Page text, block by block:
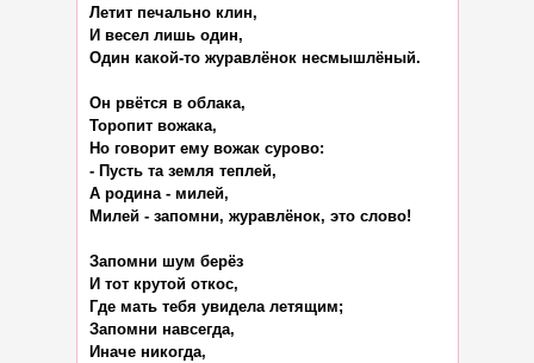
Летит печально клин,
И весел лишь один,
Один какой-то журавлёнок несмышлёный.
Он рвётся в облака,
Торопит вожака,
Но говорит ему вожак сурово:
- Пусть та земля теплей,
А родина - милей,
Милей - запомни, журавлёнок, это слово!
Запомни шум берёз
И тот крутой откос,
Где мать тебя увидела летящим;
Запомни навсегда,
Иначе никогда,